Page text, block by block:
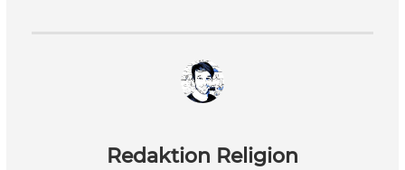
Redaktion Religion